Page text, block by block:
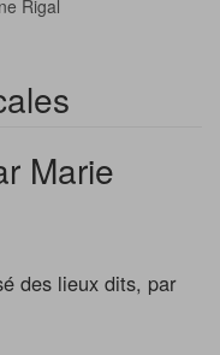
Rigal
Marie
des lieux dits, par